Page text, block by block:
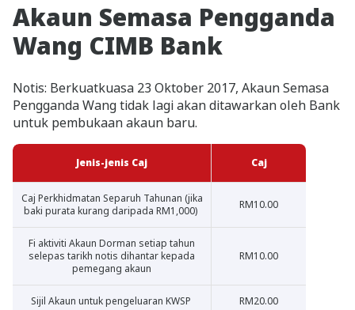
Akaun Semasa Pengganda
Wang CIMB Bank
Notis: Berkuatkuasa 23 Oktober 2017, Akaun Semasa
Pengganda Wang tidak lagi akan ditawarkan oleh Bank
untuk pembukaan akaun baru.
Jenis-jenis Caj Caj
Caj Perkhidmatan Separuh Tahunan (jika
baki purata kurang daripada RM1,000)
RM10.00
Fi aktiviti Akaun Dorman setiap tahun
selepas tarikh notis dihantar kepada
pemegang akaun
RM10.00
Sijil Akaun untuk pengeluaran KWSP RM20.00